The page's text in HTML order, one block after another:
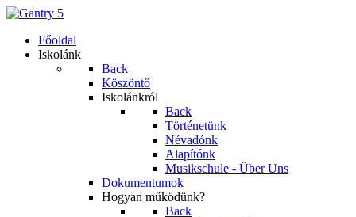
Főoldal
Iskolánk
Back
Köszöntő
Iskolánkról
Back
Történetünk
Névadónk
Alapítónk
Musikschule - Über Uns
Dokumentumok
Hogyan működünk?
Back